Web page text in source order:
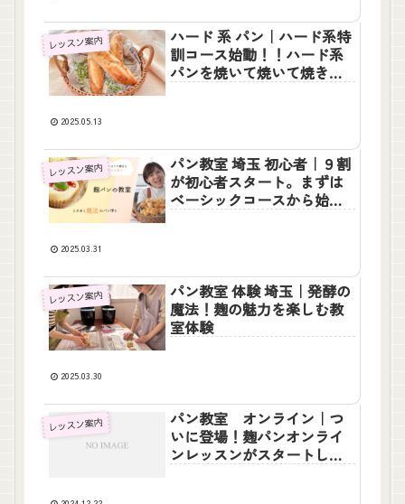
レッスン案内
ハード 系 パン｜ハード系特
訓コース始動！！ハード系
パンを焼いて焼いて焼きま
2025.05.13
レッスン案内
パン教室 埼玉 初心者｜９割
が初心者スタート。まずは
ベーシックコースから始め
2025.03.31
レッスン案内
パン教室 体験 埼玉｜発酵の
魔法！麹の魅力を楽しむ教
室体験
2025.03.30
レッスン案内
パン教室 オンライン｜つ
いに登場！麹パンオンライ
ンレッスンがスタートしま